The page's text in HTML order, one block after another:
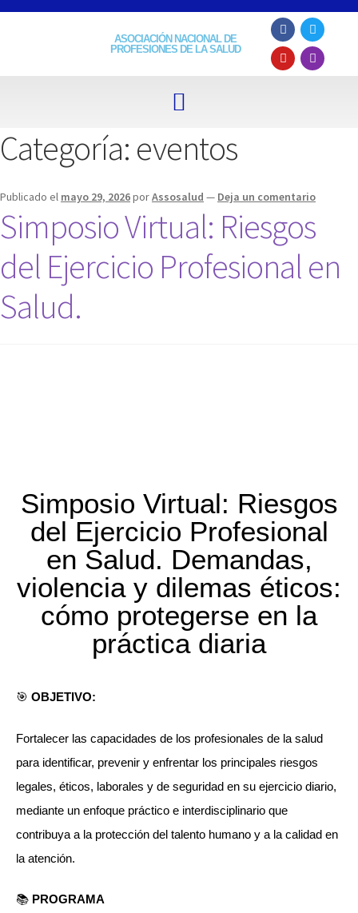
ASOCIACIÓN NACIONAL DE
PROFESIONES DE LA SALUD
Categoría: eventos
Publicado el mayo 29, 2026porAssosalud — Deja un comentario
Simposio Virtual: Riesgos
del Ejercicio Profesional en
Salud.
Simposio Virtual: Riesgos
del Ejercicio Profesional
en Salud. Demandas,
violencia y dilemas éticos:
cómo protegerse en la
práctica diaria
🎯 OBJETIVO:
Fortalecer las capacidades de los profesionales de la salud
para identificar, prevenir y enfrentar los principales riesgos
legales, éticos, laborales y de seguridad en su ejercicio diario,
mediante un enfoque práctico e interdisciplinario que
contribuya a la protección del talento humano y a la calidad en
la atención.
📚 PROGRAMA